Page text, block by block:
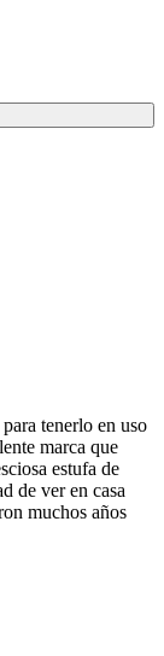
tenerlo en uso
marca que
estufa de
de ver en casa
muchos años